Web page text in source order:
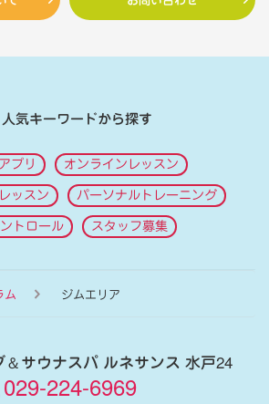
人気キーワードから探す
プリ オンラインレッスン
ッスン パーソナルトレーニング
トロール スタッフ募集
ム ジムエリア
＆サウナスパ ルネサンス 水戸24
029-224-6969